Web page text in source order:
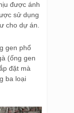
được ánh
sử dụng
cho dự án.
gen phổ
(ống gen
đặt mà
ba loại